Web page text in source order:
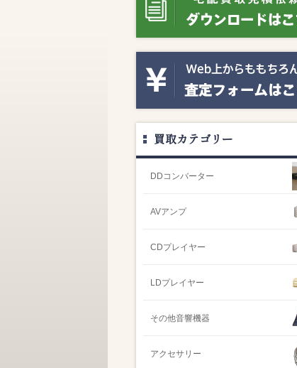
買取カテゴリー
DDコンバーター
AVアンプ
CDプレイヤー
LDプレイヤー
その他音響機器
アクセサリー